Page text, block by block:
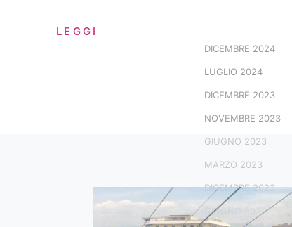
LEGGI
DICEMBRE 2024
LUGLIO 2024
DICEMBRE 2023
NOVEMBRE 2023
GIUGNO 2023
MARZO 2023
DICEMBRE 2022
GIUGNO 2022